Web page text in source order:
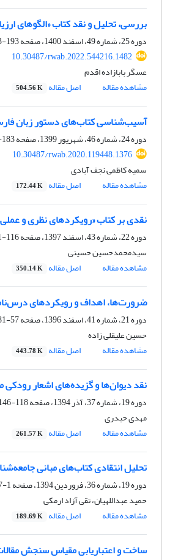
بررسی، تحلیل و نقد کتاب «الگوهای
دوره 25، شماره 49، اسفند 1400، صفحه
193-213
10.30487/rwab.2022.544216.1482
عسگر بابازاده اقدم
مشاهده مقاله
اصل مقاله 504.56 K
آسیب‌شناسی کتاب‌های دستور زبان
دوره 24، شماره 46، شهریور 1399، صفحه
183-204
10.30487/rwab.2020.119448.1376
سمیه کاظمی نجف آبادی
مشاهده مقاله
اصل مقاله 172.44 K
نقدی بر کتاب «رویکردهای نظری و
دوره 22، شماره 43، اسفند 1397، صفحه
116-141
سیدمحمدحسین حسینی
مشاهده مقاله
اصل مقاله 350.14 K
ضرورت‌ها، اهداف و رویکردهای
دوره 21، شماره 41، اسفند 1396، صفحه
57-81
حسین علیقلی زاده
مشاهده مقاله
اصل مقاله 443.78 K
نقد دیوان‌ها و گزیده‌های اشعار
دوره 19، شماره 37، آذر 1394، صفحه
118-146
مهدی حیدری
مشاهده مقاله
اصل مقاله 261.57 K
تحلیل انتقادی کتاب‌های مبانی
دوره 19، شماره 36، فروردین 1394، صفحه
1-27
حمید عبداللهیان، تقی آزاد ارمکی
مشاهده مقاله
اصل مقاله 189.69 K
ساخت و اعتباریابی مقیاس سنجش